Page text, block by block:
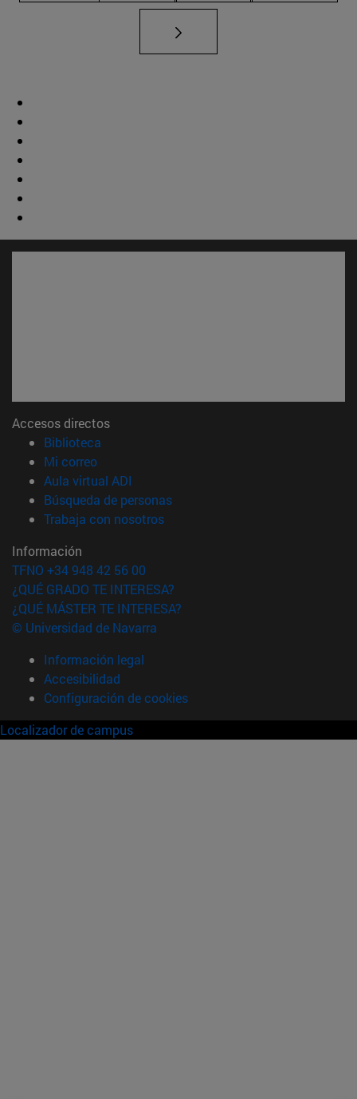
Accesos directos
Biblioteca
Mi correo(abre en nueva ventana)
Aula virtual ADI
Búsqueda de personas(abre en nueva ventana)
Trabaja con nosotros(abre en nueva ventana)
Información
TFNO +34 948 42 56 00
¿QUÉ GRADO TE INTERESA?
¿QUÉ MÁSTER TE INTERESA?
© Universidad de Navarra
Información legal
Accesibilidad
Configuración de cookies
Localizador de campus